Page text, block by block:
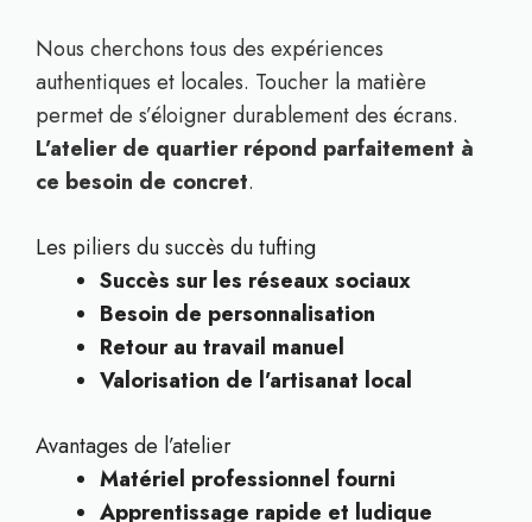
Nous cherchons tous des expériences
authentiques et locales. Toucher la matière
permet de s’éloigner durablement des écrans.
L’atelier de quartier répond parfaitement à
ce besoin de concret.
Les piliers du succès du tufting
Succès sur les réseaux sociaux
Besoin de personnalisation
Retour au travail manuel
Valorisation de l’artisanat local
Avantages de l’atelier
Matériel professionnel fourni
Apprentissage rapide et ludique